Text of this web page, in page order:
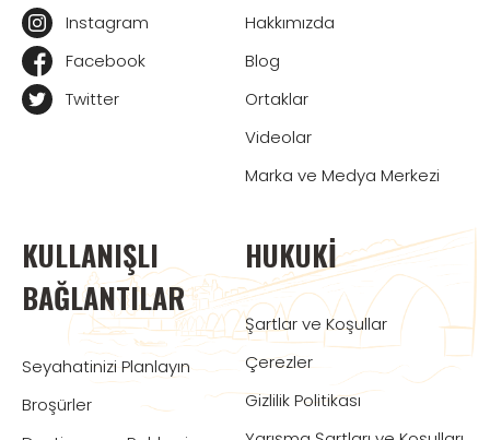
Instagram
Facebook
Twitter
Hakkımızda
Blog
Ortaklar
Videolar
Marka ve Medya Merkezi
KULLANIŞLI
BAĞLANTILAR
Seyahatinizi Planlayın
Broşürler
HUKUKI
Şartlar ve Koşullar
Çerezler
Gizlilik Politikası